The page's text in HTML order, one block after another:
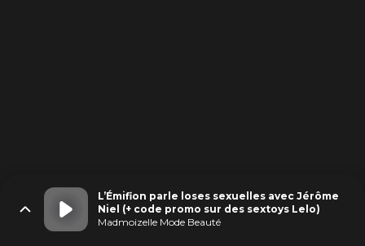
L’Émifion parle loses sexuelles avec Jérôme
Niel (+ code promo sur des sextoys Lelo)
Madmoizelle Mode Beauté